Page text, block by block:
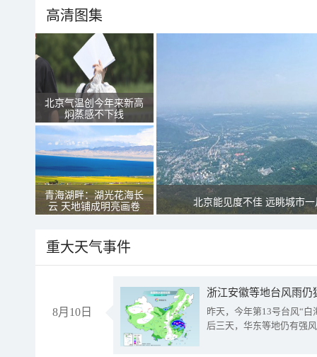
高清图集
北京气温创今年来新高
焖蒸感不下线
青海湖畔：湖光花海长
云 天地铺成明亮画卷
北京能见度不佳 远眺城市
重大天气事件
8月10日
浙江安徽等地台风雨
昨天，今年第13号台风“
后三天，华东等地仍有强